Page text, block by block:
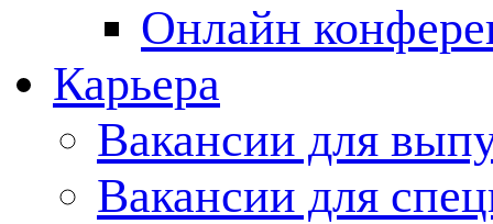
Онлайн
Карьера
Вакансии для
Вакансии для